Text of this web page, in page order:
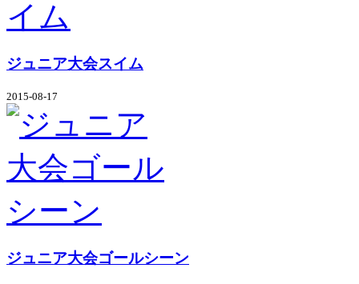
ジュニア大会スイム
2015-08-17
ジュニア大会ゴールシーン